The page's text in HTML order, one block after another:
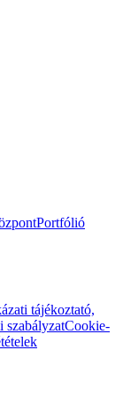
Portfólió
tájékoztató,
szabályzatCookie-